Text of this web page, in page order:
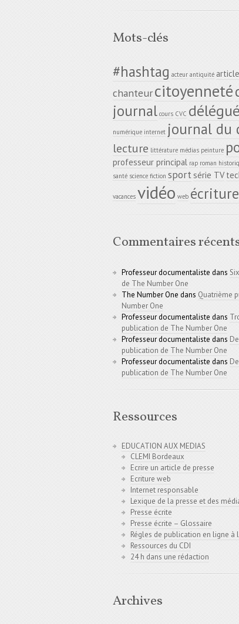
Mots-clés
#hashtag acteur antiquité article
chanteurcitoyenneté
journal cours CVC
numérique internet journal du
lecture littérature médias peinture
professeur principal rap roman
santé science fiction sportsérie TV
vacances vidéo web écriture
Commentaires
Professeur documentaliste dans
de The Number One
The Number One dans Quatrième
Number One
Professeur documentaliste dans
publication de The Number One
Professeur documentaliste dans
publication de The Number One
Professeur documentaliste dans
publication de The Number One
Ressources
EDUCATION AUX MEDIAS
CLEMI Bordeaux
Ecrire un article de presse
Ecriture web
Internet responsable
Lexique de la presse et des
Presse écrite
Presse écrite – Glossaire
Régles de publication en ligne à
Ressources du CDI
24 h dans une rédaction
Archives